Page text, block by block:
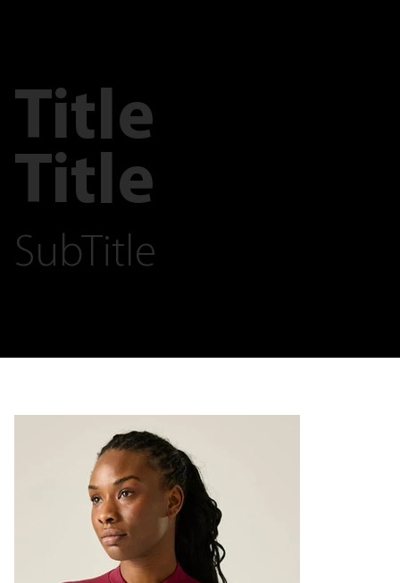
Title
Title
SubTitle